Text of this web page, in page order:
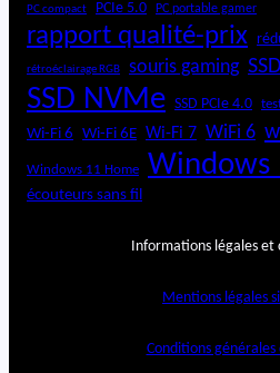
PC compact PCIe 5.0 PC portable gamer
rapport qualité-prix
rétroéclairage RGB souris gaming
SSD NVMe SSD PCIe 4.0
Wi-Fi 6 Wi-Fi 6E Wi-Fi 7 WiFi 6
Windows 11 Home Windows
écouteurs sans fil
Informations légales
Mentions légales
Conditions générales